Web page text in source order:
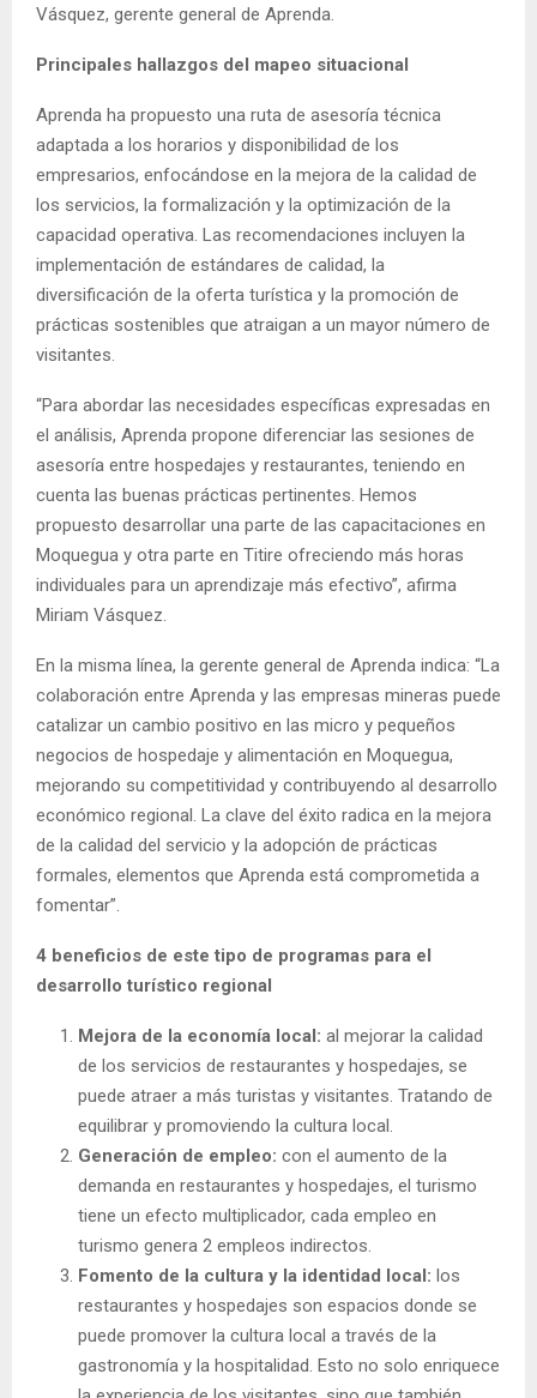
Vásquez, gerente general de Aprenda.
Principales hallazgos del mapeo situacional
Aprenda ha propuesto una ruta de asesoría técnica
adaptada a los horarios y disponibilidad de los
empresarios, enfocándose en la mejora de la calidad de
los servicios, la formalización y la optimización de la
capacidad operativa. Las recomendaciones incluyen la
implementación de estándares de calidad, la
diversificación de la oferta turística y la promoción de
prácticas sostenibles que atraigan a un mayor número de
visitantes.
“Para abordar las necesidades específicas expresadas en
el análisis, Aprenda propone diferenciar las sesiones de
asesoría entre hospedajes y restaurantes, teniendo en
cuenta las buenas prácticas pertinentes. Hemos
propuesto desarrollar una parte de las capacitaciones en
Moquegua y otra parte en Titire ofreciendo más horas
individuales para un aprendizaje más efectivo”, afirma
Miriam Vásquez.
En la misma línea, la gerente general de Aprenda indica: “La
colaboración entre Aprenda y las empresas mineras puede
catalizar un cambio positivo en las micro y pequeños
negocios de hospedaje y alimentación en Moquegua,
mejorando su competitividad y contribuyendo al desarrollo
económico regional. La clave del éxito radica en la mejora
de la calidad del servicio y la adopción de prácticas
formales, elementos que Aprenda está comprometida a
fomentar”.
4 beneficios de este tipo de programas para el
desarrollo turístico regional
Mejora de la economía local: al mejorar la calidad
de los servicios de restaurantes y hospedajes, se
puede atraer a más turistas y visitantes. Tratando de
equilibrar y promoviendo la cultura local.
Generación de empleo: con el aumento de la
demanda en restaurantes y hospedajes, el turismo
tiene un efecto multiplicador, cada empleo en
turismo genera 2 empleos indirectos.
Fomento de la cultura y la identidad local: los
restaurantes y hospedajes son espacios donde se
puede promover la cultura local a través de la
gastronomía y la hospitalidad. Esto no solo enriquece